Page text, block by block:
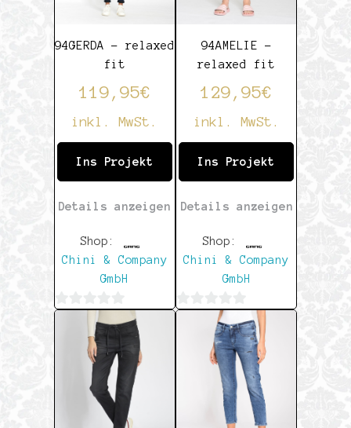
94GERDA – relaxed
fit
119,95€
inkl. MwSt.
Ins Projekt
Details anzeigen
Shop:
Chini & Company
GmbH
0
94AMELIE –
relaxed fit
129,95€
inkl. MwSt.
Ins Projekt
Details anzeigen
Shop:
Chini & Company
GmbH